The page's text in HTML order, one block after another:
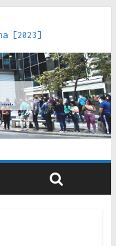
[2023]
Estados :
[2022]
: hacia una teoría
[2020]
[2019]
Obrero en
[2014]